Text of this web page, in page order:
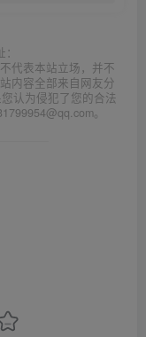
代表本站立场，并不
内容全部来自网友分
认为侵犯了您的合法
。